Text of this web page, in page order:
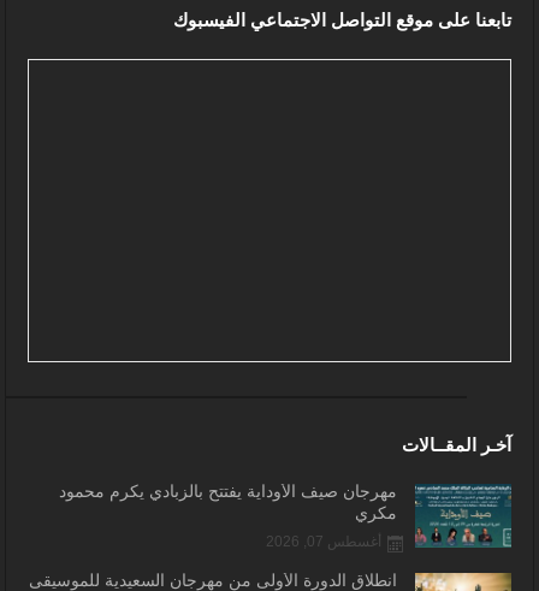
تابعنا على موقع التواصل الاجتماعي الفيسبوك
آخـر المقــالات
مهرجان صيف الأوداية يفتتح بالزبادي يكرم محمود
مكري
أغسطس 07, 2026
انطلاق الدورة الأولى من مهرجان السعيدية للموسيقى